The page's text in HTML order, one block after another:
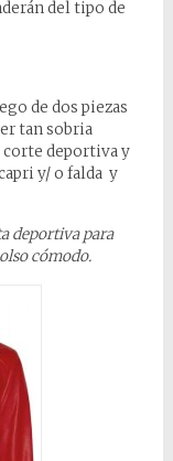
del tipo de
de dos piezas
tan sobria
corte deportiva y
y/ o falda y
deportiva para
cómodo.